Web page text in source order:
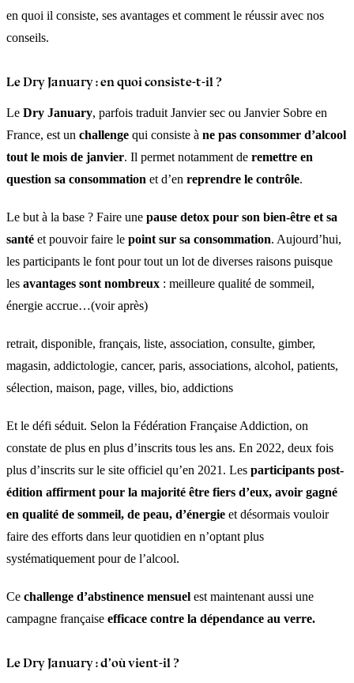
en quoi il consiste, ses avantages et comment le réussir avec nos
conseils.
Le Dry January : en quoi consiste-t-il ?
Le Dry January, parfois traduit Janvier sec ou Janvier Sobre en
France, est un challenge qui consiste à ne pas consommer d’alcool
tout le mois de janvier. Il permet notamment de remettre en
question sa consommation et d’en reprendre le contrôle.
Le but à la base ? Faire une pause detox pour son bien-être et sa
santé et pouvoir faire le point sur sa consommation. Aujourd’hui,
les participants le font pour tout un lot de diverses raisons puisque
les avantages sont nombreux : meilleure qualité de sommeil,
énergie accrue…(voir après)
retrait, disponible, français, liste, association, consulte, gimber,
magasin, addictologie, cancer, paris, associations, alcohol, patients,
sélection, maison, page, villes, bio, addictions
Et le défi séduit. Selon la Fédération Française Addiction, on
constate de plus en plus d’inscrits tous les ans. En 2022, deux fois
plus d’inscrits sur le site officiel qu’en 2021. Les participants post-
édition affirment pour la majorité être fiers d’eux, avoir gagné
en qualité de sommeil, de peau, d’énergie et désormais vouloir
faire des efforts dans leur quotidien en n’optant plus
systématiquement pour de l’alcool.
Ce challenge d’abstinence mensuel est maintenant aussi une
campagne française efficace contre la dépendance au verre.
Le Dry January : d’où vient-il ?